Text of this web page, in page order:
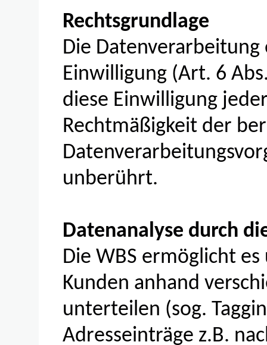
Rechtsgrundlage
Die
Einwilligung (Art. 6
diese Einwilligung
Rechtmäßigkeit der
unberührt.
Datenanalyse durch
Die WBS ermöglicht
Kunden anhand
unterteilen (sog.
Adresseinträge z.B.